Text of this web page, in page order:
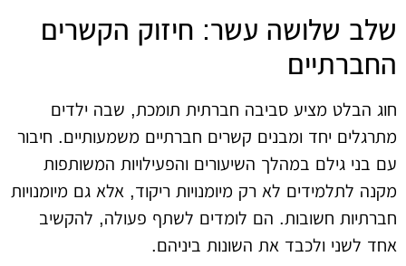
שלב שלושה עשר: חיזוק הקשרים
החברתיים
חוג הבלט מציע סביבה חברתית תומכת, שבה ילדים
מתרגלים יחד ומבנים קשרים חברתיים משמעותיים. חיבור
עם בני גילם במהלך השיעורים והפעילויות המשותפות
מקנה לתלמידים לא רק מיומנויות ריקוד, אלא גם מיומנויות
חברתיות חשובות. הם לומדים לשתף פעולה, להקשיב
אחד לשני ולכבד את השונות ביניהם.